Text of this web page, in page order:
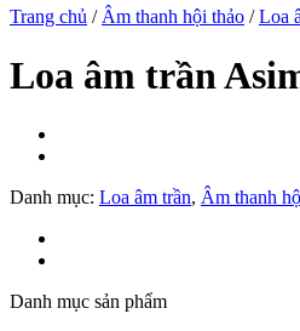
Trang chủ / Âm thanh hội thảo / Loa
Loa âm trần
Danh mục: Loa âm trần, Âm thanh
Danh mục sản phẩm